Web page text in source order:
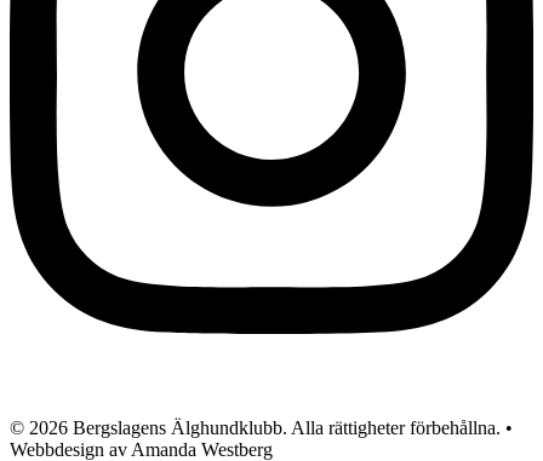
© 2026 Bergslagens Älghundklubb. Alla rättigheter förbehållna. •
Webbdesign av Amanda Westberg